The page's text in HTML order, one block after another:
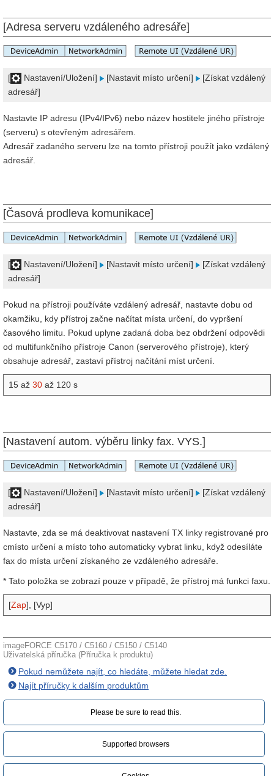
[Adresa serveru vzdáleného adresáře]
[ Nastavení/Uložení] [Nastavit místo určení]
[Získat vzdálený
adresář]
Nastavte IP adresu (IPv4/IPv6) nebo název hostitele jiného přístroje
(serveru) s otevřeným adresářem.
Adresář zadaného serveru lze na tomto přístroji použít jako vzdálený
adresář.
[Časová prodleva komunikace]
[ Nastavení/Uložení] [Nastavit místo určení]
[Získat vzdálený
adresář]
Pokud na přístroji používáte vzdálený adresář, nastavte dobu od
okamžiku, kdy přístroj začne načítat místa určení, do vypršení
časového limitu. Pokud uplyne zadaná doba bez obdržení odpovědi
od multifunkčního přístroje Canon (serverového přístroje), který
obsahuje adresář, zastaví přístroj načítání míst určení.
15 až 30 až 120 s
[Nastavení autom. výběru linky fax. VYS.]
[ Nastavení/Uložení] [Nastavit místo určení]
[Získat vzdálený
adresář]
Nastavte, zda se má deaktivovat nastavení TX linky registrované pro
cmísto určení a místo toho automaticky vybrat linku, když odesíláte
fax do místa určení získaného ze vzdáleného adresáře.
* Tato položka se zobrazí pouze v případě, že přístroj má funkci faxu.
[Zap], [Vyp]
imageFORCE C5170 / C5160 / C5150 / C5140
Uživatelská příručka (Příručka k produktu)
Pokud nemůžete najít, co hledáte, můžete hledat zde.
Najít příručky k dalším produktům
Please be sure to read this.‎
Supported browsers